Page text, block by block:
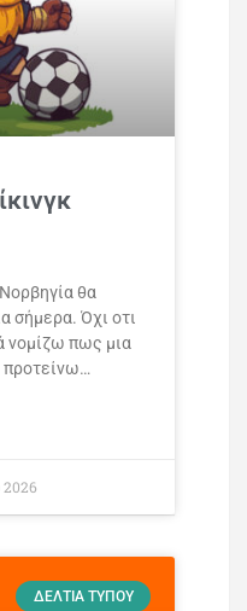
θα
σήμερα. Όχι οτι
νομίζω πως μια
προτείνω…
2026
ΔΕΛΤΊΑ ΤΎΠΟΥ